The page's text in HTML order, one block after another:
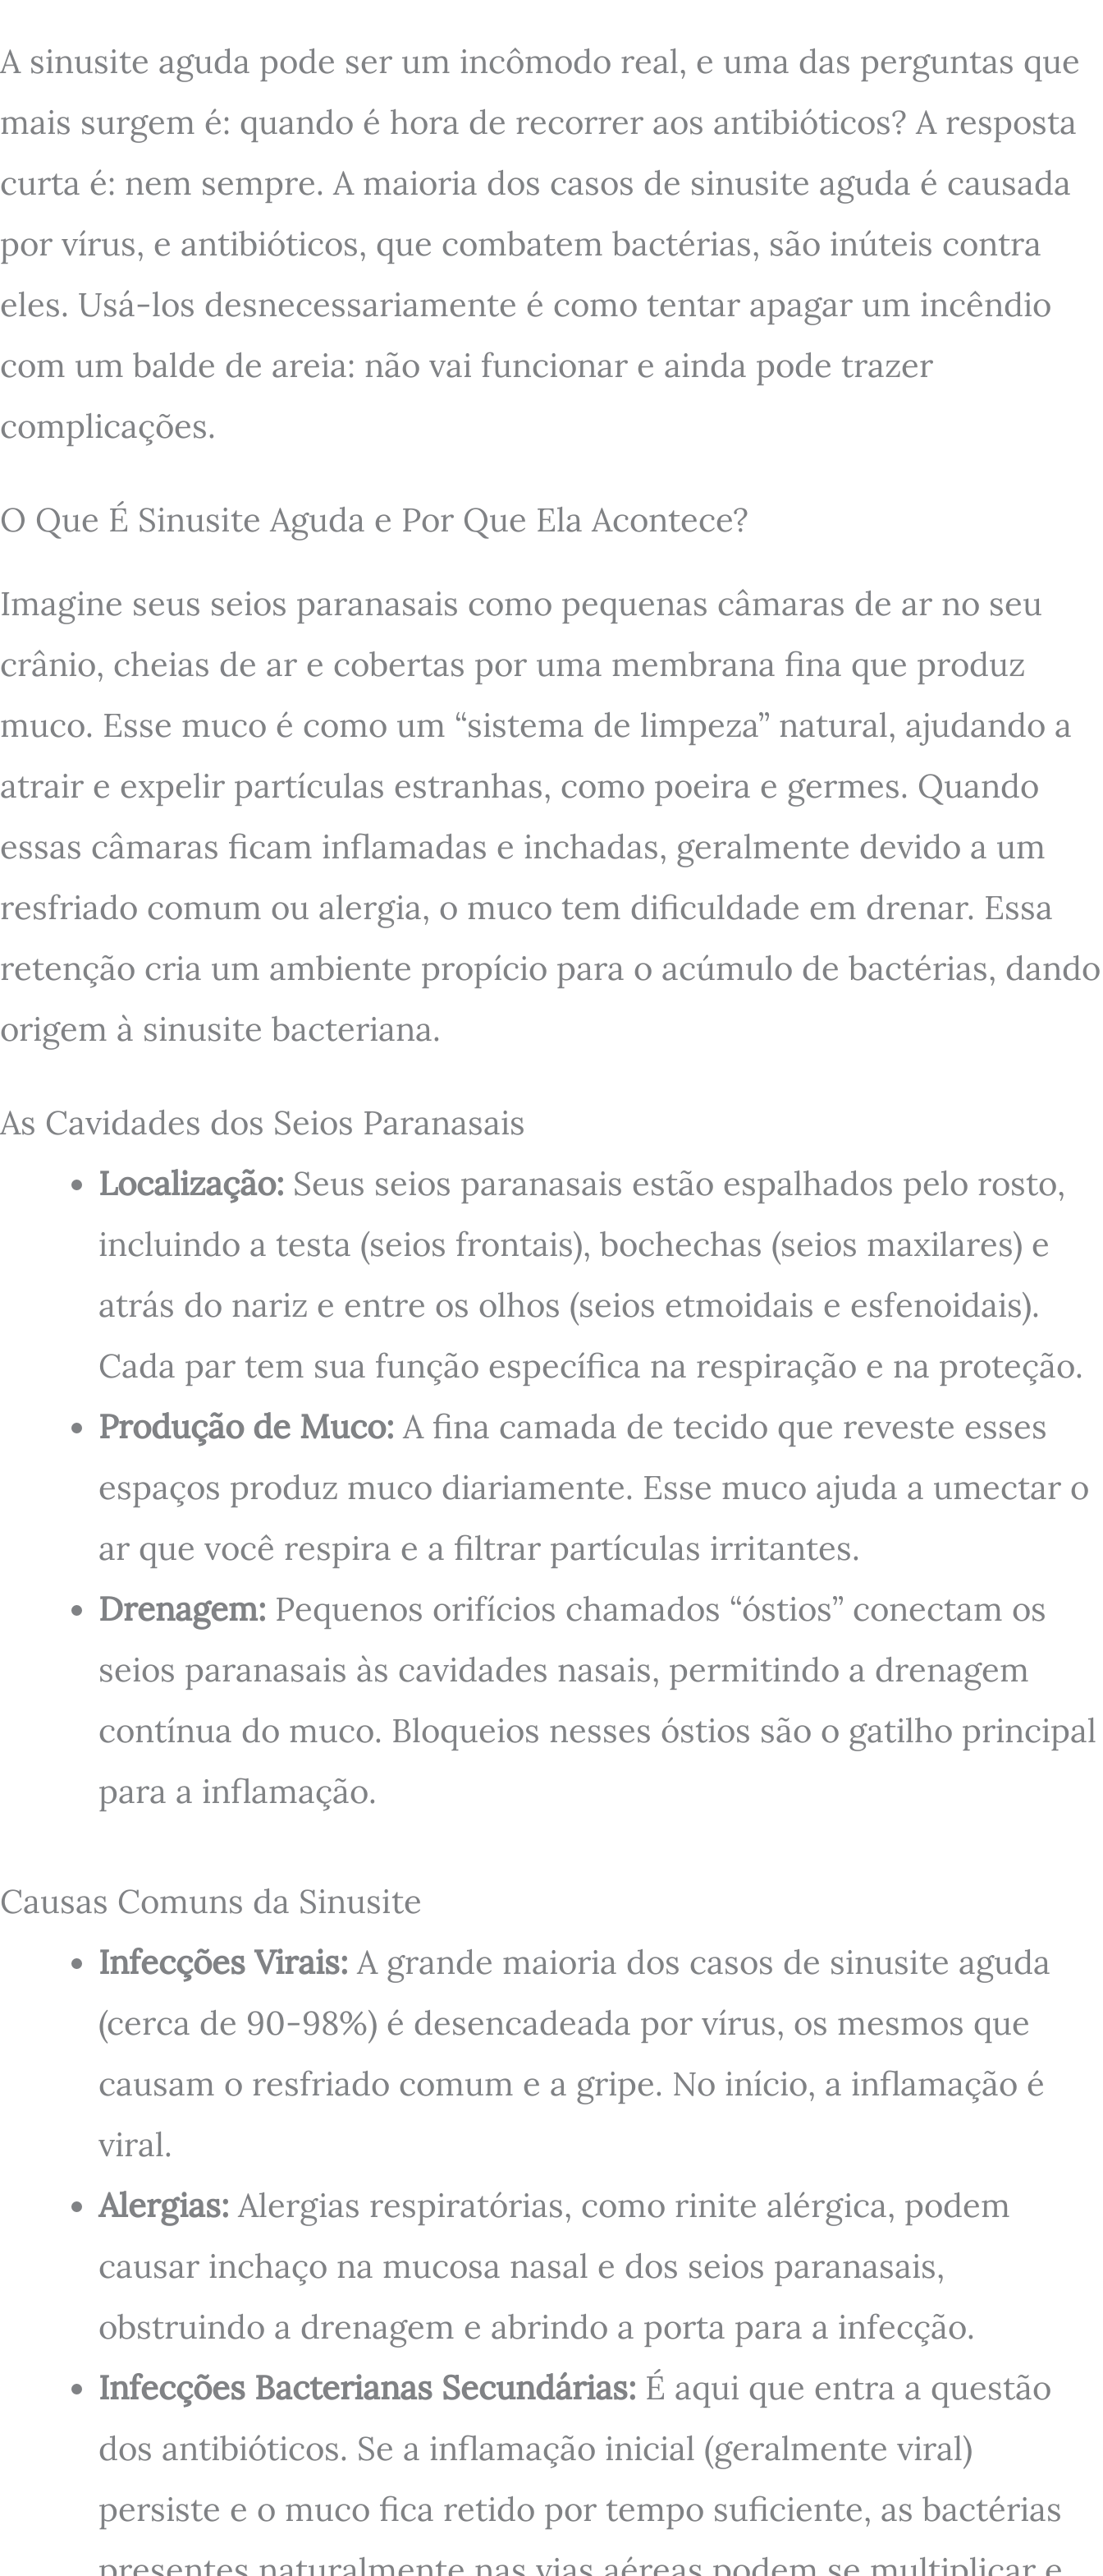
A sinusite aguda pode ser um incômodo real, e uma das perguntas que
mais surgem é: quando é hora de recorrer aos antibióticos? A resposta
curta é: nem sempre. A maioria dos casos de sinusite aguda é causada
por vírus, e antibióticos, que combatem bactérias, são inúteis contra
eles. Usá-los desnecessariamente é como tentar apagar um incêndio
com um balde de areia: não vai funcionar e ainda pode trazer
complicações.
O Que É Sinusite Aguda e Por Que Ela Acontece?
Imagine seus seios paranasais como pequenas câmaras de ar no seu
crânio, cheias de ar e cobertas por uma membrana fina que produz
muco. Esse muco é como um “sistema de limpeza” natural, ajudando a
atrair e expelir partículas estranhas, como poeira e germes. Quando
essas câmaras ficam inflamadas e inchadas, geralmente devido a um
resfriado comum ou alergia, o muco tem dificuldade em drenar. Essa
retenção cria um ambiente propício para o acúmulo de bactérias, dando
origem à sinusite bacteriana.
As Cavidades dos Seios Paranasais
Localização: Seus seios paranasais estão espalhados pelo rosto,
incluindo a testa (seios frontais), bochechas (seios maxilares) e
atrás do nariz e entre os olhos (seios etmoidais e esfenoidais).
Cada par tem sua função específica na respiração e na proteção.
Produção de Muco: A fina camada de tecido que reveste esses
espaços produz muco diariamente. Esse muco ajuda a umectar o
ar que você respira e a filtrar partículas irritantes.
Drenagem: Pequenos orifícios chamados “óstios” conectam os
seios paranasais às cavidades nasais, permitindo a drenagem
contínua do muco. Bloqueios nesses óstios são o gatilho principal
para a inflamação.
Causas Comuns da Sinusite
Infecções Virais: A grande maioria dos casos de sinusite aguda
(cerca de 90-98%) é desencadeada por vírus, os mesmos que
causam o resfriado comum e a gripe. No início, a inflamação é
viral.
Alergias: Alergias respiratórias, como rinite alérgica, podem
causar inchaço na mucosa nasal e dos seios paranasais,
obstruindo a drenagem e abrindo a porta para a infecção.
Infecções Bacterianas Secundárias: É aqui que entra a questão
dos antibióticos. Se a inflamação inicial (geralmente viral)
persiste e o muco fica retido por tempo suficiente, as bactérias